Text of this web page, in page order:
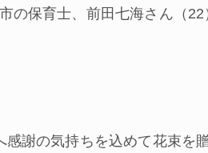
の保育士、前田七海さん（22
謝の気持ちを込めて花束を